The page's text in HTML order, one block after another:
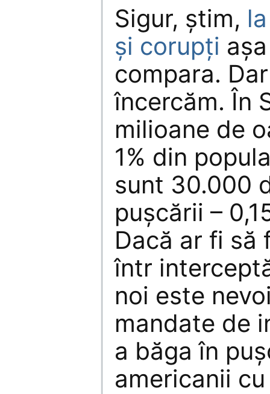
Sigur, știm,
și corupți
compara.
încercăm. În
milioane de
1% din
sunt 30.000
pușcării –
Dacă ar fi să
într
noi este
mandate de
a băga în
americanii